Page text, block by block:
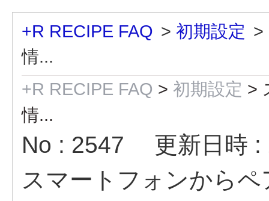
+R RECIPE FAQ > 初期設定 >
情...
+R RECIPE FAQ > 初期設定 >
情...
No : 2547
更新日時
スマートフォンから